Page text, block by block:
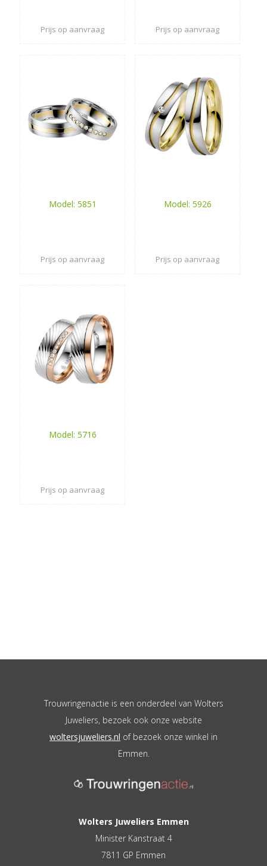
Prijs op aanvraag Prijs op aanvraag
Model: 5851
Prijs op aanvraag
Model: 5926
Prijs op aanvraag
Model: 5716
Prijs op aanvraag
Trouwringenactie is een onderdeel van Wolters
Juweliers, bezoek ook onze website
woltersjuweliers.nl of bezoek onze winkel in
Emmen.
Wolters Juweliers Emmen
Minister Kanstraat 4
7811 GP Emmen